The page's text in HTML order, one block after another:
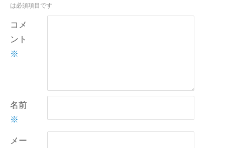
は必須項目です
コメ
ント
※
名前
※
メー